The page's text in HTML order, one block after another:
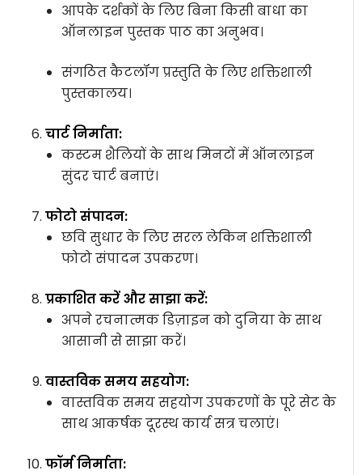
आपके दर्शकों के लिए बिना किसी बाधा का
ऑनलाइन पुस्तक पाठ का अनुभव।
संगठित कैटलॉग प्रस्तुति के लिए शक्तिशाली
पुस्तकालय।
चार्ट निर्माता:
कस्टम शैलियों के साथ मिनटों में ऑनलाइन
सुंदर चार्ट बनाएं।
फोटो संपादन:
छवि सुधार के लिए सरल लेकिन शक्तिशाली
फोटो संपादन उपकरण।
प्रकाशित करें और साझा करें:
अपने रचनात्मक डिज़ाइन को दुनिया के साथ
आसानी से साझा करें।
वास्तविक समय सहयोग:
वास्तविक समय सहयोग उपकरणों के पूरे सेट के
साथ आकर्षक दूरस्थ कार्य सत्र चलाएं।
फॉर्म निर्माता: